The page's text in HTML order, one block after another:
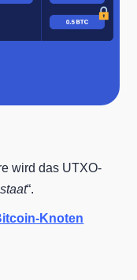
wird das UTXO-
“.
Knoten